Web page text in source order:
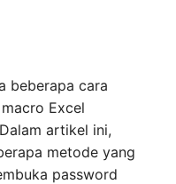
beberapa cara
Excel
artikel ini,
metode yang
password